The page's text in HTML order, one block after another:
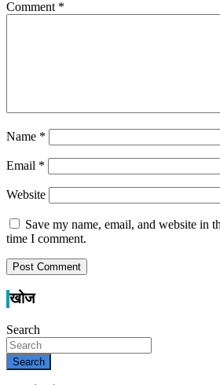
Comment *
Name *
Email *
Website
Save my name, email, and website in
time I comment.
खोज
Search
Search